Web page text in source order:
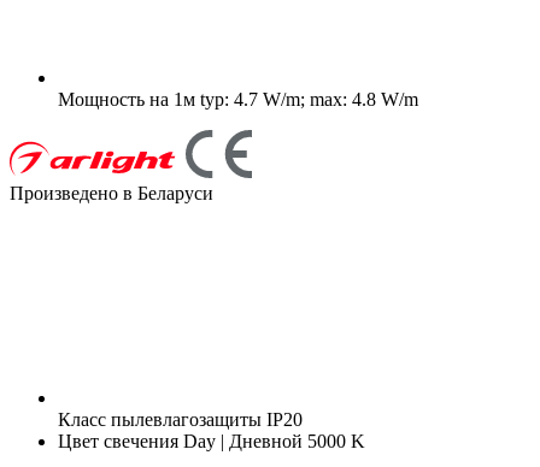
Мощность на 1м typ: 4.7 W/m; max: 4.8 W/m
Произведено в Беларуси
Класс пылевлагозащиты IP20
Цвет свечения Day | Дневной 5000 K